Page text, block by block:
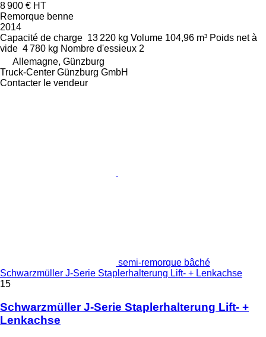
8 900 € HT
Remorque benne
2014
Capacité de charge 13 220 kg Volume 104,96 m³ Poids net à
vide 4 780 kg Nombre d'essieux 2
Allemagne, Günzburg
Truck-Center Günzburg GmbH
Contacter le vendeur
semi-remorque bâché
Schwarzmüller J-Serie Staplerhalterung Lift- + Lenkachse
15
Schwarzmüller J-Serie Staplerhalterung Lift- +
Lenkachse